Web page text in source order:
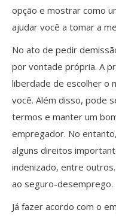
opção e mostrar como
ajudar você a tomar a
No ato de pedir
por vontade própria. A
liberdade de escolher o
você. Além disso, pode
termos e manter um
empregador. No
alguns direitos
indenizado, entre
ao seguro-desemprego.
Já fazer acordo com o